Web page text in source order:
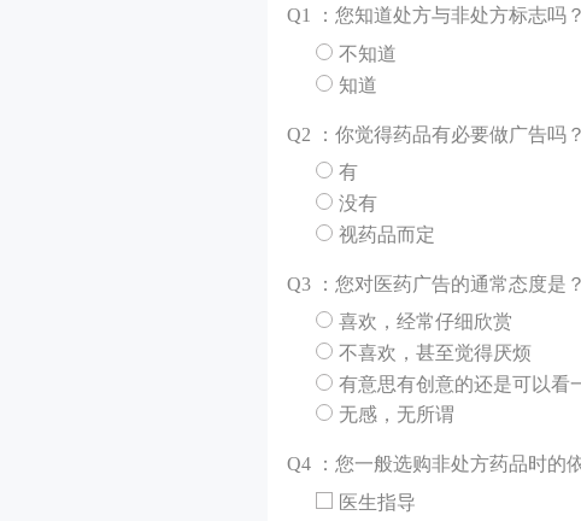
Q1 ：您知道处方与非处方标志吗？
不知道
知道
Q2 ：你觉得药品有必要做广告吗？
有
没有
视药品而定
Q3 ：您对医药广告的通常态度是？
喜欢，经常仔细欣赏
不喜欢，甚至觉得厌烦
有意思有创意的还是可以看
无感，无所谓
Q4 ：您一般选购非处方药品时的
医生指导